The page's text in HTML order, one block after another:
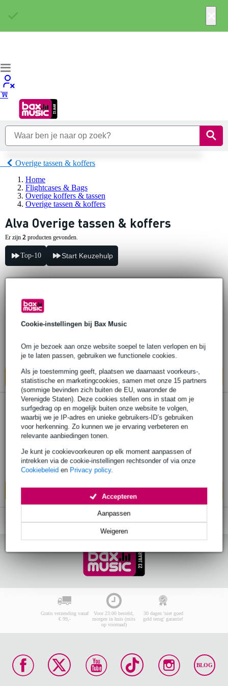
Cookie-instellingen bij Bax Music
Om je bezoek aan onze website soepel te laten verlopen en bij
je te laten passen, gebruiken we functionele cookies.
Als je toestemming geeft, plaatsen we daarnaast voorkeurs-,
statistische en marketingcookies, samen met onze 15 partners
(sommige bevinden zich buiten de EU, waaronder de
Verenigde Staten). Deze cookies stellen ons in staat om je
surfgedrag op en mogelijk buiten onze website te volgen,
waarbij we je IP-adres en unieke gebruikers-ID’s gebruiken
voor herkenning. Zo kunnen we je ervaring verbeteren en
relevante aanbiedingen tonen.
Je kunt je cookievoorkeuren op elk moment aanpassen of
intrekken via de cookie-instellingen rechtsonder of via onze
Cookiebeleid en Privacy policy.
Weigeren
Aanpassen
Accepteren
Overige tassen & koffers
Home
Flightcases & Bags
Overige koffers & tassen
Overige tassen & koffers
Alva Overige tassen & koffers
Er zijn 2 producten gevonden.
Top-10 Start Keuzehulp
Levertijd onbekend
In mijn winkelwagen
Alva FC-MCD300 flightcase voor de
MCD300 kabelhaspel
Adviesprijs € 265,- € 237,-
Levertijd onbekend
In mijn winkelwagen
Gratis verzending vanaf
€ 99,-
Voor 23:00 besteld,
morgen in huis (mits
op voorraad)
30 dagen 'niet goed
geld terug' garantie!
BLOG